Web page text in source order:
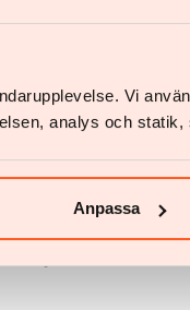
Vi
analys och
Anpassa
næringsstoffer
hvilket kan hjælpe
hvad og hvor
er fastsat på
stressede perioder.
måltider over eller
at få
når du ellers